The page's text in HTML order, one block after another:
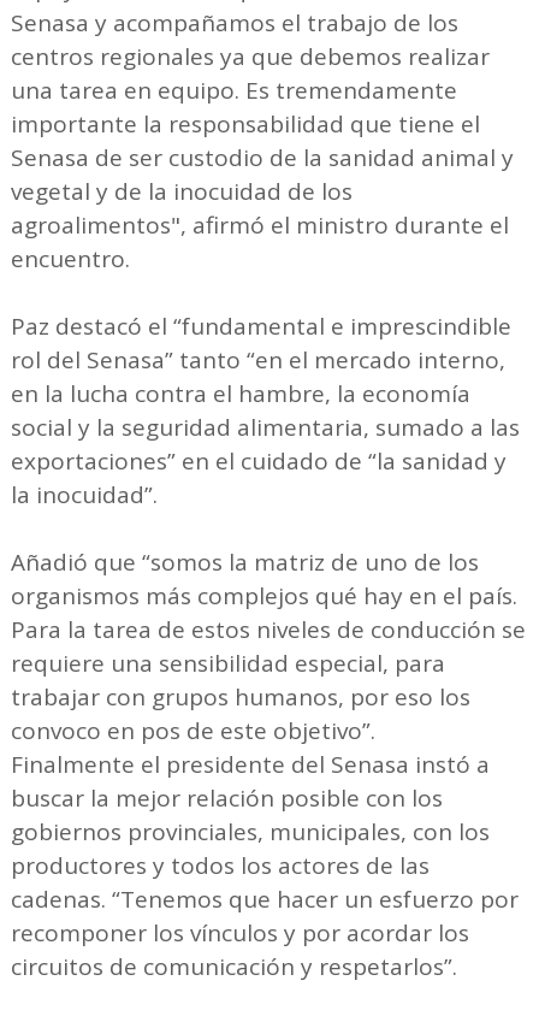
Senasa y acompañamos el trabajo de los
centros regionales ya que debemos realizar
una tarea en equipo. Es tremendamente
importante la responsabilidad que tiene el
Senasa de ser custodio de la sanidad animal y
vegetal y de la inocuidad de los
agroalimentos", afirmó el ministro durante el
encuentro.
Paz destacó el “fundamental e imprescindible
rol del Senasa” tanto “en el mercado interno,
en la lucha contra el hambre, la economía
social y la seguridad alimentaria, sumado a las
exportaciones” en el cuidado de “la sanidad y
la inocuidad”.
Añadió que “somos la matriz de uno de los
organismos más complejos qué hay en el país.
Para la tarea de estos niveles de conducción se
requiere una sensibilidad especial, para
trabajar con grupos humanos, por eso los
convoco en pos de este objetivo”.
Finalmente el presidente del Senasa instó a
buscar la mejor relación posible con los
gobiernos provinciales, municipales, con los
productores y todos los actores de las
cadenas. “Tenemos que hacer un esfuerzo por
recomponer los vínculos y por acordar los
circuitos de comunicación y respetarlos”.